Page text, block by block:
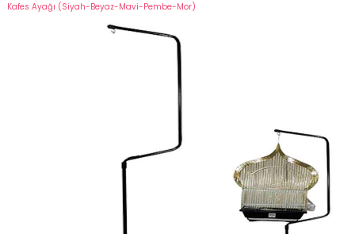
Kafes Ayağı (Siyah-Beyaz-Mavi-Pembe-Mor)